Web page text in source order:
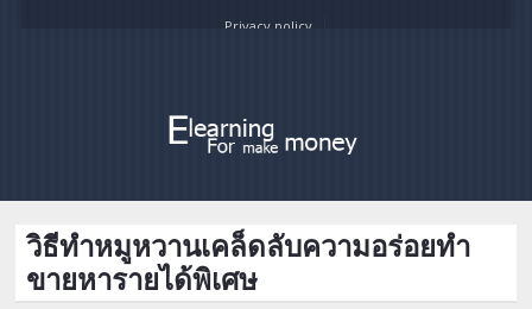
Privacy policy
วิธีทำหมูหวานเคล็ดลับความอร่อยทำ
ขายหารายได้พิเศษ